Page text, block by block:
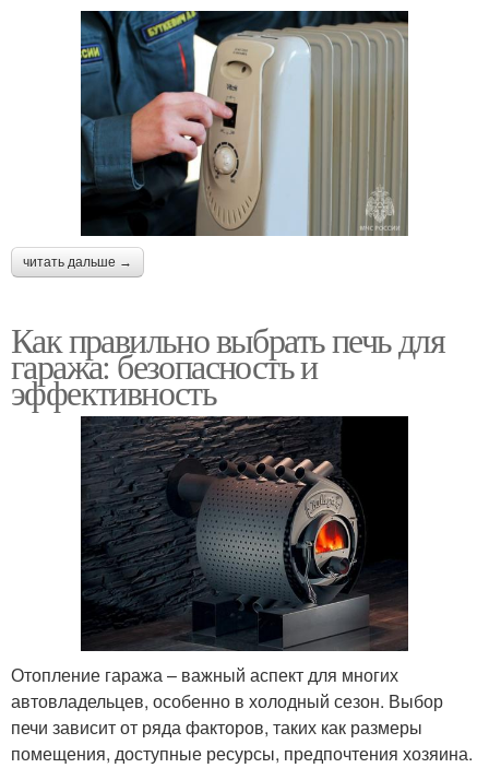
читать дальше →
Как правильно выбрать печь для
гаража: безопасность и
эффективность
Отопление гаража – важный аспект для многих
автовладельцев, особенно в холодный сезон. Выбор
печи зависит от ряда факторов, таких как размеры
помещения, доступные ресурсы, предпочтения хозяина.